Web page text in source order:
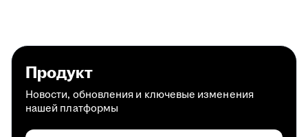
Продукт
Новости, обновления и ключевые изменения
нашей платформы